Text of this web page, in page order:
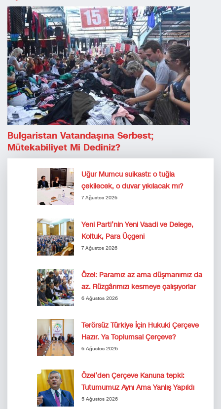
Bulgaristan Vatandaşına Serbest;
Mütekabiliyet Mi Dediniz?
Uğur Mumcu suikastı: o tuğla
çekilecek, o duvar yıkılacak mı?
7 Ağustos 2026
Yeni Parti’nin Yeni Vaadi ve Delege,
Koltuk, Para Üçgeni
7 Ağustos 2026
Özel: Paramız az ama düşmanımız da
az. Rüzgârımızı kesmeye çalışıyorlar
6 Ağustos 2026
Terörsüz Türkiye İçin Hukuki Çerçeve
Hazır. Ya Toplumsal Çerçeve?
6 Ağustos 2026
Özel’den Çerçeve Kanuna tepki:
Tutumumuz Aynı Ama Yanlış Yapıldı
5 Ağustos 2026